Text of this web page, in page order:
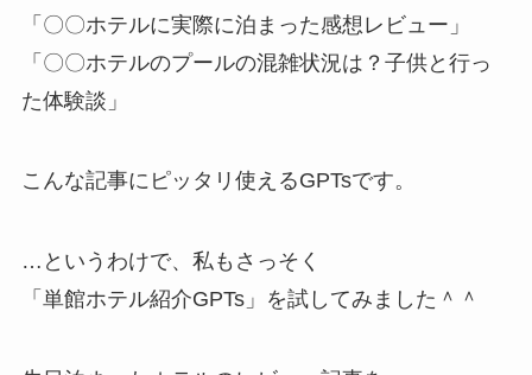
「〇〇ホテルに実際に泊まった感想レビュー」
「〇〇ホテルのプールの混雑状況は？子供と行っ
た体験談」
こんな記事にピッタリ使えるGPTsです。
…というわけで、私もさっそく
「単館ホテル紹介GPTs」を試してみました＾＾